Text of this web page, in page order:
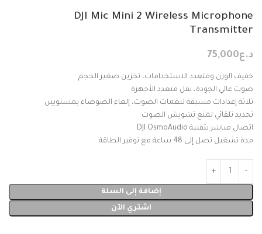
DJI Mic Mini 2 Wireless Microphone
Transmitter
د.ع75,000
خفيف الوزن ومتعدد الاستخدامات، تخزين صغير الحجم
صوت عالي الجودة، نقل متعدد الأجهزة
ثلاثة إعدادات مسبقة لنغمات الصوت، إلغاء الضوضاء بمستويين
تحديد تلقائي لمنع تشويش الصوت
اتصال مباشر بتقنية DJI OsmoAudio
مدة تشغيل تصل إلى 48 ساعة مع توفير الطاقة
إضافة إلى السلة
اشتري الآن